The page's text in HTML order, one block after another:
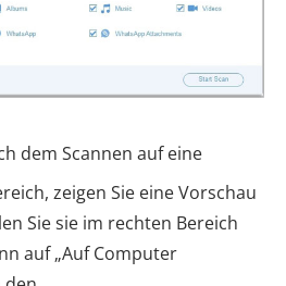
dem Scannen auf eine
zeigen Sie eine Vorschau
Sie sie im rechten Bereich
auf „Auf Computer